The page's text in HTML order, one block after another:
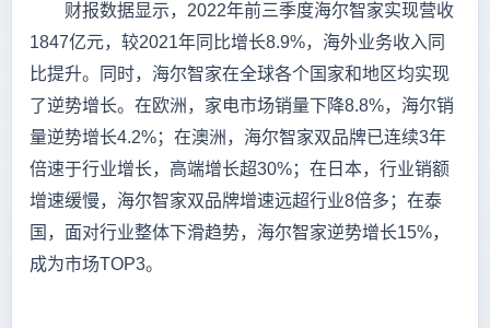
财报数据显示，2022年前三季度海尔智家实现营收
1847亿元，较2021年同比增长8.9%，海外业务收入同
比提升。同时，海尔智家在全球各个国家和地区均实现
了逆势增长。在欧洲，家电市场销量下降8.8%，海尔销
量逆势增长4.2%；在澳洲，海尔智家双品牌已连续3年
倍速于行业增长，高端增长超30%；在日本，行业销额
增速缓慢，海尔智家双品牌增速远超行业8倍多；在泰
国，面对行业整体下滑趋势，海尔智家逆势增长15%，
成为市场TOP3。